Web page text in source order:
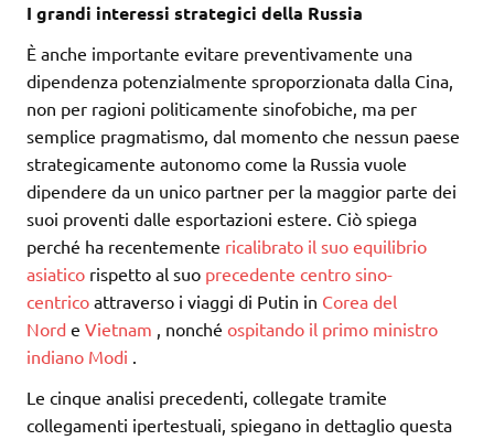
I grandi interessi strategici della Russia
È anche importante evitare preventivamente una
dipendenza potenzialmente sproporzionata dalla Cina,
non per ragioni politicamente sinofobiche, ma per
semplice pragmatismo, dal momento che nessun paese
strategicamente autonomo come la Russia vuole
dipendere da un unico partner per la maggior parte dei
suoi proventi dalle esportazioni estere. Ciò spiega
perché ha recentemente ricalibrato il suo equilibrio
asiatico rispetto al suo precedente centro sino-
centrico attraverso i viaggi di Putin in Corea del
Nord e Vietnam , nonché ospitando il primo ministro
indiano Modi .
Le cinque analisi precedenti, collegate tramite
collegamenti ipertestuali, spiegano in dettaglio questa